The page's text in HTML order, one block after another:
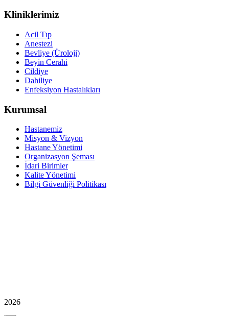
Kliniklerimiz
Acil Tıp
Anestezi
Bevliye (Üroloji)
Beyin Cerahi
Cildiye
Dahiliye
Enfeksiyon Hastalıkları
Kurumsal
Hastanemiz
Misyon & Vizyon
Hastane Yönetimi
Organizasyon Şeması
İdari Birimler
Kalite Yönetimi
Bilgi Güvenliği Politikası
2026